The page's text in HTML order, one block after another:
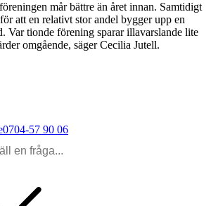
mår bättre än året innan. Samtidigt
att en relativt stor andel bygger upp en
Var tionde förening sparar illavarslande lite
omgående, säger Cecilia Jutell.
0704-57 90 06